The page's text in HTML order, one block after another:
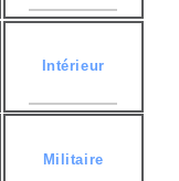
Intérieur
Militaire